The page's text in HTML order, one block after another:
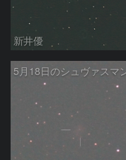
新井優